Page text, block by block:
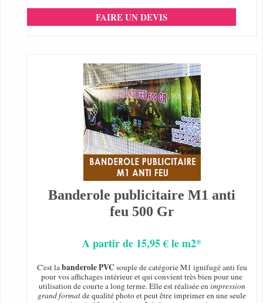
FAIRE UN DEVIS
Banderole publicitaire M1 anti
feu 500 Gr
A partir de 15,95 € le m2*
C'est labanderole PVC souple de catégorie M1 ignifugé anti feu
pour vos affichages intérieur et qui convient très bien pour une
utilisation de courte a long terme. Elle est réalisée enimpression
grand formatde qualité photo et peut être imprimer en une seule